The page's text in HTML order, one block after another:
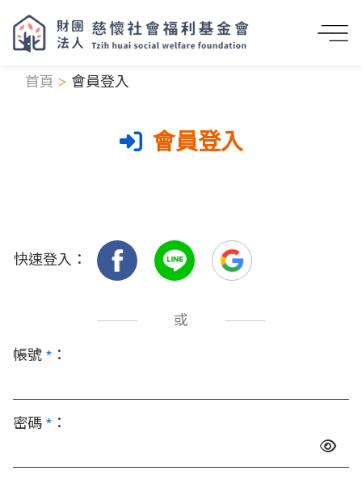
首頁 會員登入
會員登入
快速登入：
或
帳號 * ：
密碼 * ：